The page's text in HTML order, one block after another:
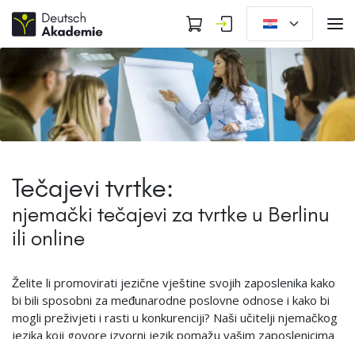
Tečajevi tvrtke:
njemački tečajevi za tvrtke u Berlinu
ili online
Želite li promovirati jezične vještine svojih zaposlenika kako
bi bili sposobni za međunarodne poslovne odnose i kako bi
mogli preživjeti i rasti u konkurenciji? Naši učitelji njemačkog
jezika koji govore izvorni jezik pomažu vašim zaposlenicima